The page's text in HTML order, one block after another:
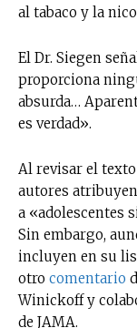
al tabaco y la
El Dr. Siegen
proporciona
absurda…
es verdad».
Al revisar el
autores
a «adolescentes
Sin embargo,
incluyen en su
otro comentario
Winickoff y
de JAMA.